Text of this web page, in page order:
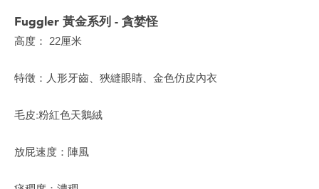
盲盒
人氣角色
生活精品
Fuggler 黃金系列 - 貪婪怪
高度： 22厘米
特徵：人形牙齒、狹縫眼睛、金色仿皮內衣
毛皮:粉紅色天鵝絨
放屁速度：陣風